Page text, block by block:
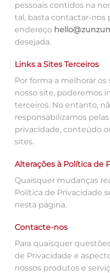
pessoais contidos na
tal, basta contactar-nos
endereço
desejada.
Links a Sites Terceiros
Por forma a melhorar
nosso site, poderemos
terceiros. No entanto,
responsabilizamos
privacidade, conteúdo
sites.
Alterações à Política de
Quaisquer mudanças
Política de Privacidade
nesta página.
Contacte-nos
Para quaisquer
de Privacidade e
nossos produtos e